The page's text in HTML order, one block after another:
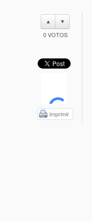
▲ ▼
0VOTOS
Imprimir